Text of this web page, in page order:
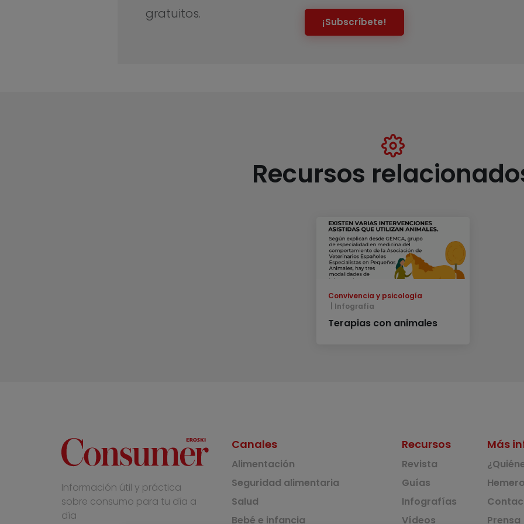
gratuitos.
¡Subscríbete!
Recursos
Convivencia y psicología
Infografía
Terapias con animales
Información útil y práctica
sobre consumo para tu día a
día
Canales
Alimentación
Seguridad alimentaria
Salud
Bebé e infancia
Recursos
Revista
Guías
Infografías
Vídeos
Más
Prensa